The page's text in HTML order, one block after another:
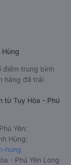
điểm trung bình
hàng đã trải
từ Tuy Hòa - Phú
Yên:
Hùng:
hung
- Phú Yên Long